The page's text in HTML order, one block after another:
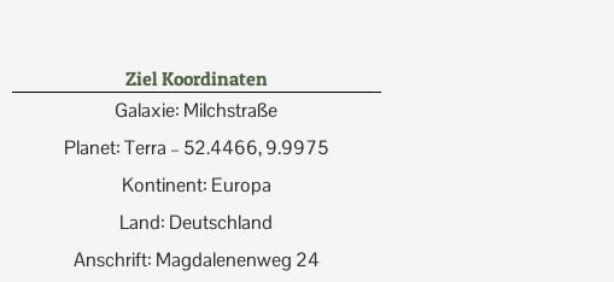
Ziel Koordinaten
Galaxie: Milchstraße
Planet: Terra – 52.4466, 9.9975
Kontinent: Europa
Land: Deutschland
Anschrift: Magdalenenweg 24